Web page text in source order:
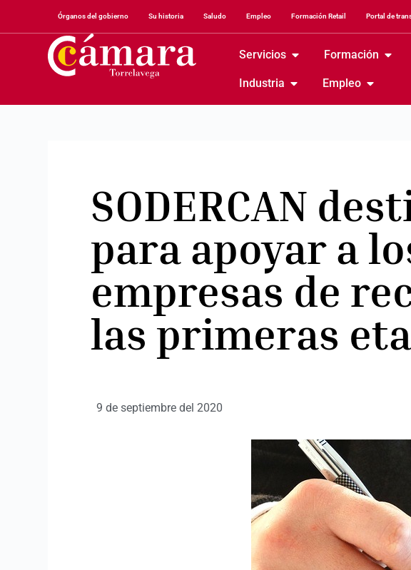
Órganos del gobierno Su historia Saludo Empleo Formación Retail Portal de
Servicios Formación
Industria Empleo
SODERCAN
para apoyar a
empresas de
las primeras
9 de septiembre del 2020